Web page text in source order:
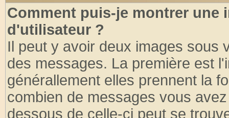
Comment puis-je montrer une
d'utilisateur ?
Il peut y avoir deux images sous
des messages. La première est
générallement elles prennent la
combien de messages vous
dessous de celle-ci peut se